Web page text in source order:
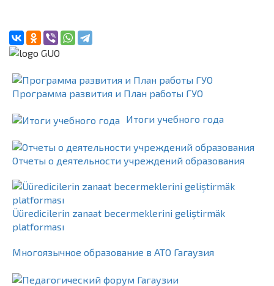
Программа развития и План работы ГУО
Итоги учебного года
Отчеты о деятельности учреждений образования
Üüredicilerin zanaat becermeklerini geliştirmäk
platforması
Многоязычное образование в АТО Гагаузия